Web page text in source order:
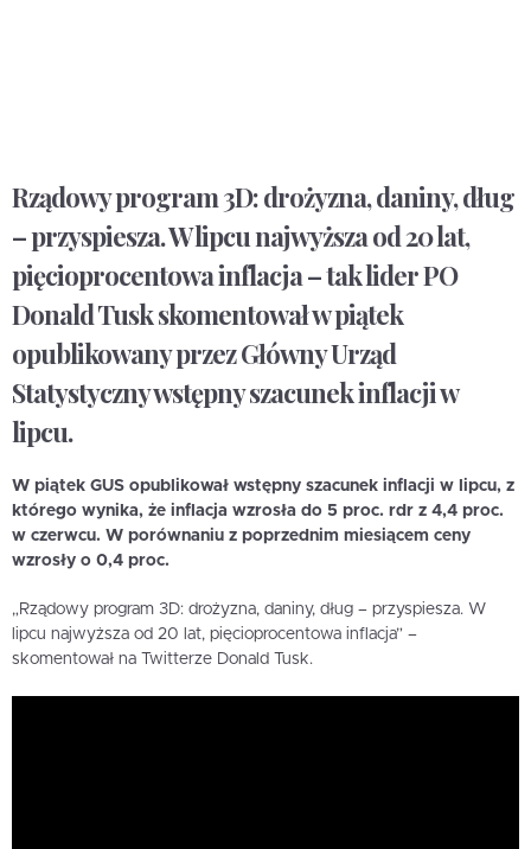
Rządowy program 3D: drożyzna, daniny, dług
– przyspiesza. W lipcu najwyższa od 20 lat,
pięcioprocentowa inflacja – tak lider PO
Donald Tusk skomentował w piątek
opublikowany przez Główny Urząd
Statystyczny wstępny szacunek inflacji w
lipcu.
W piątek GUS opublikował wstępny szacunek inflacji w lipcu, z
którego wynika, że inflacja wzrosła do 5 proc. rdr z 4,4 proc.
w czerwcu. W porównaniu z poprzednim miesiącem ceny
wzrosły o 0,4 proc.
„Rządowy program 3D: drożyzna, daniny, dług – przyspiesza. W
lipcu najwyższa od 20 lat, pięcioprocentowa inflacja” –
skomentował na Twitterze Donald Tusk.